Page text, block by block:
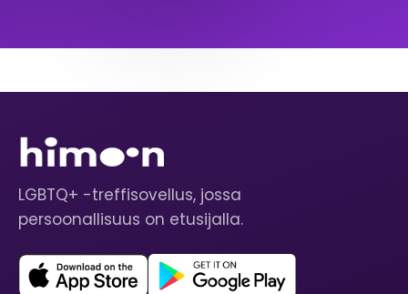
LGBTQ+ -treffisovellus, jossa
persoonallisuus on etusijalla.